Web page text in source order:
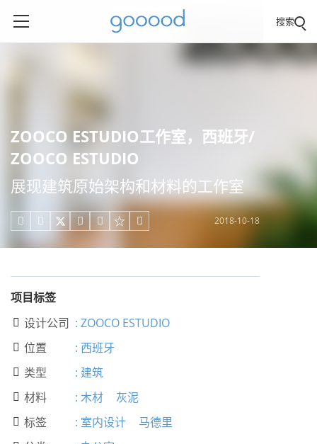
搜索
ZOOCO ESTUDIO工作室，西班牙/
ZOOCO ESTUDIO
展现建筑原始架构和材料的工作室
     2018-10-18
项目标签
 设计公司 : ZOOCO ESTUDIO
 位置 : 西班牙
 类型 : 建筑
 材料 : 木材 灰泥
 标签 : 室内设计 马德里